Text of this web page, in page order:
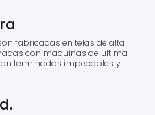
fabricadas en telas de alta
con maquinas de ultima
terminados impecables y